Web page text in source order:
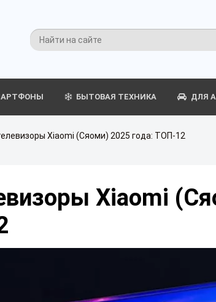
БЫТОВАЯ ТЕХНИКА ДЛЯ
Xiaomi (Сяоми) 2025 года: ТОП-12
Xiaomi